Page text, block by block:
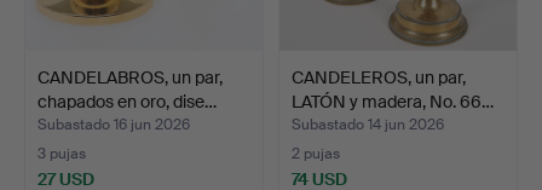
CANDELABROS, un par,
chapados en oro, dise…
Subastado 16 jun 2026
3 pujas
27 USD
CANDELEROS, un par,
LATÓN y madera, No. 66…
Subastado 14 jun 2026
2 pujas
74 USD